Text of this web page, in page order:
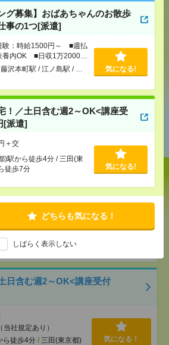
グ募集】おばあちゃんのお散歩
事の1つ[派遣]
験：時給1500円～ ■週払
内OK ■日収1万2000円
沢本町駅 / 江ノ島駅 / … 気になる!
！／土日含む週2～OK<講座受
[派遣]
＋交
)駅から徒歩4分 / 三田(東
徒歩7分
気になる!
どちらも気になる！
しばらく表示しない
ツイート ブックマーク
覧履歴からの
すすめ
]
給1500円～ ■週払い
2000円以上
町駅
日含む週2～OK<講座受付
社規定あり）
ら徒歩4分 / 三田(東京都)
気になる！